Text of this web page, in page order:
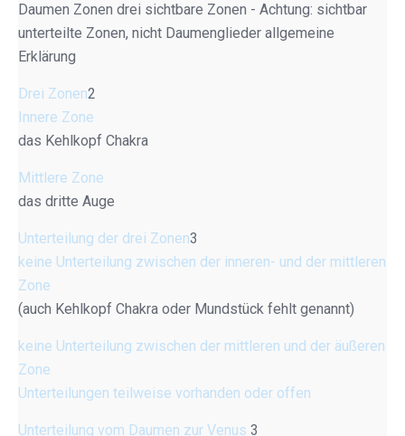
Daumen Zonen drei sichtbare Zonen - Achtung: sichtbar
unterteilte Zonen, nicht Daumenglieder allgemeine
Erklärung
Drei Zonen2
Innere Zone
das Kehlkopf Chakra
Mittlere Zone
das dritte Auge
Unterteilung der drei Zonen3
keine Unterteilung zwischen der inneren- und der mittleren
Zone
(auch Kehlkopf Chakra oder Mundstück fehlt genannt)
keine Unterteilung zwischen der mittleren und der äußeren
Zone
Unterteilungen teilweise vorhanden oder offen
Unterteilung vom Daumen zur Venus 3